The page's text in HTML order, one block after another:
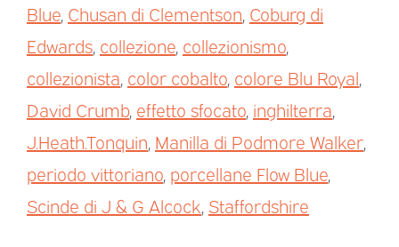
Blue Chusan di Clementson Coburg di
Edwards collezione collezionismo
collezionista color cobalto colore Blu Royal
David Crumb, effetto sfocato inghilterra
J.Heath.Tonquin Manilla di Podmore Walker
periodo vittoriano porcellane Flow Blue
Scinde di J & G Alcock Staffordshire